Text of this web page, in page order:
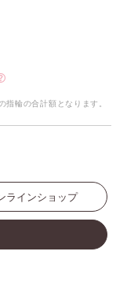
指輪の合計額となります。
ラインショップ